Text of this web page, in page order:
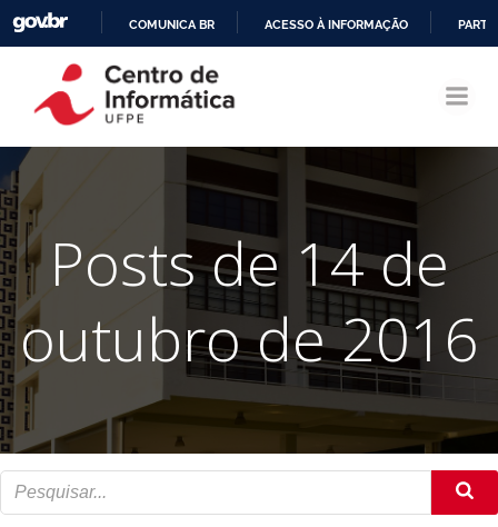
CONTEÚDO
COMUNICA BR ACESSO À INFORMAÇÃO
Posts de 14 de
outubro de 2016